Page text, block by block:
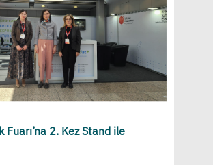
Fuarı’na 2. Kez Stand ile